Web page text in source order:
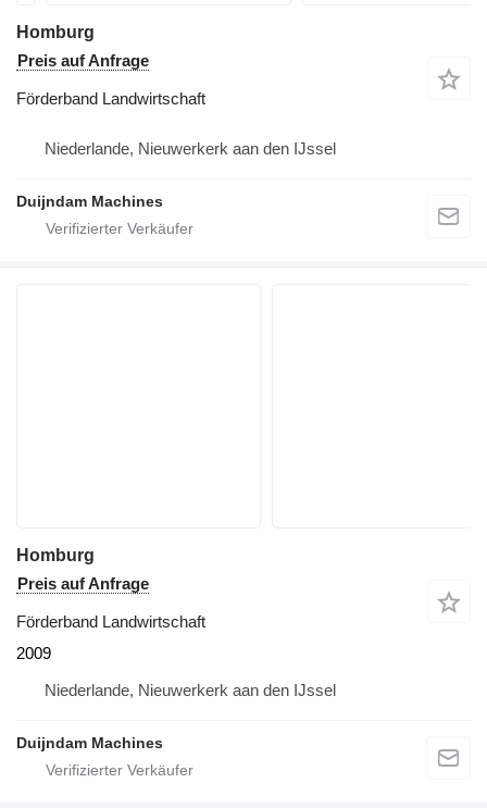
Homburg
Preis auf Anfrage
Förderband Landwirtschaft
Niederlande, Nieuwerkerk aan den IJssel
Duijndam Machines
Homburg
Preis auf Anfrage
Förderband Landwirtschaft
2009
Niederlande, Nieuwerkerk aan den IJssel
Duijndam Machines